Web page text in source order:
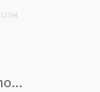
13 Set